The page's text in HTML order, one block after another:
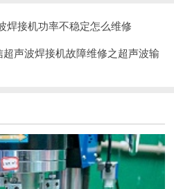
焊接机功率不稳定怎么维修
超声波焊接机故障维修之超声波输